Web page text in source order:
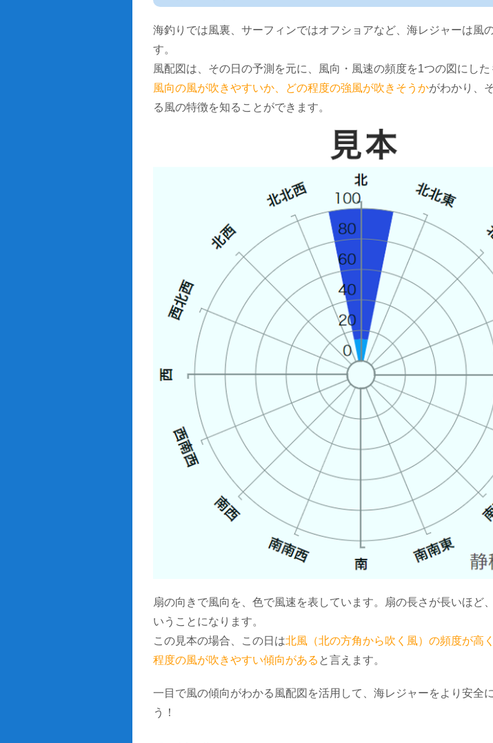
海釣りでは風裏、サーフィンではオフショアなど、海レジャーは風
す。
風配図は、その日の予測を元に、風向・風速の頻度を1つの図にした
風向の風が吹きやすいか、どの程度の強風が吹きそうかがわかり、
る風の特徴を知ることができます。
扇の向きで風向を、色で風速を表しています。扇の長さが長いほど
いうことになります。
この見本の場合、この日は北風（北の方角から吹く風）の頻度が高
程度の風が吹きやすい傾向がある と言えます。
一目で風の傾向がわかる風配図を活用して、海レジャーをより安全
う！